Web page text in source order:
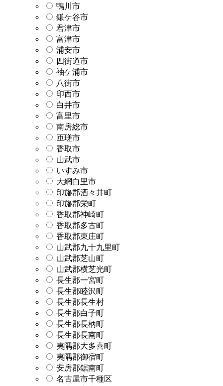
鴨川市
鎌ケ谷市
君津市
富津市
浦安市
四街道市
袖ケ浦市
八街市
印西市
白井市
富里市
南房総市
匝瑳市
香取市
山武市
いすみ市
大網白里市
印旛郡酒々井町
印旛郡栄町
香取郡神崎町
香取郡多古町
香取郡東庄町
山武郡九十九里町
山武郡芝山町
山武郡横芝光町
長生郡一宮町
長生郡睦沢町
長生郡長生村
長生郡白子町
長生郡長柄町
長生郡長南町
夷隅郡大多喜町
夷隅郡御宿町
安房郡鋸南町
名古屋市千種区